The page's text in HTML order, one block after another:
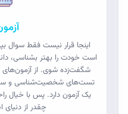
اینجا قرار نیست فقط سوال
است خودت را بهتر بشناسی،
شگفت‌زده شوی. از
تست‌های شخصیت‌شناسی و
یک آزمون دارد. پس با خیال
چقدر از